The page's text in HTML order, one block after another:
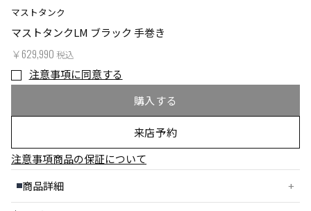
マストタンク
マストタンクLM ブラック 手巻き
￥629,990 税込
注意事項に同意する
購入する
来店予約
注意事項商品の保証について
商品詳細
SPECIAL NOTE